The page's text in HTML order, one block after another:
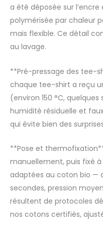
a été déposée sur
polymérisée par chaleur
mais flexible. Ce détail
au lavage.
**Pré-pressage des tee-
chaque tee-shirt a reçu
(environ 150 °C,
humidité résiduelle et
qui évite bien des
**Pose et
manuellement, puis fixé
adaptées au coton bio —
secondes, pression
résultent de protocoles
nos cotons certifiés,